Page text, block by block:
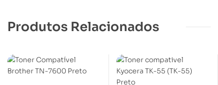
Produtos Relacionados